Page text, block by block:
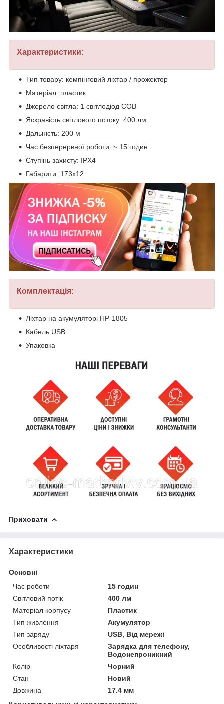
Характеристики:
Тип товару: кемпінговий ліхтар / прожектор
Матеріал: пластик
Джерело світла: 1 світлодіод COB
Яскравість світлового потоку: 400 лм
Дальність: 200 м
Час безперервної роботи: ~ 15 годин
Ступінь захисту: IPX4
Габарити: 173х12
Комплектація:
Ліхтар на акумуляторі HP-1805
Кабель USB
Упаковка
Приховати
Характеристики
Основні
Час роботи
15 годин
Світловий потік
400 лм
Матеріал корпусу
Пластик
Тип живлення
Акумулятор
Тип заряду
USB, Від мережі
Особливості ліхтаря
Зарядка для телефону,
Водонепроникний
Колір
Чорний
Стан
Новий
Довжина
17.4 мм